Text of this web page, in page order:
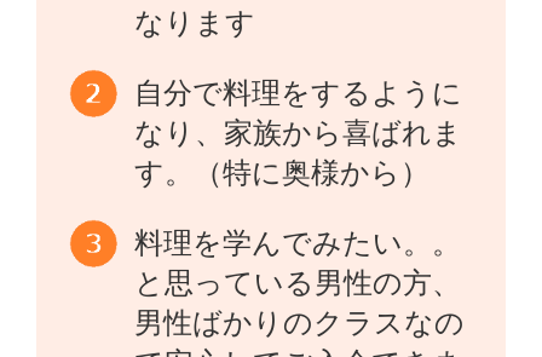
なります
自分で料理をするように
なり、家族から喜ばれま
す。（特に奥様から）
料理を学んでみたい。。
と思っている男性の方、
男性ばかりのクラスなの